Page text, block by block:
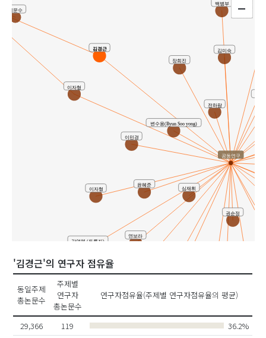
변수용(Byun Soo yong)
이자형
연보라
전하람
백병부
김미숙
김수혜
이자형
장희진
강영혜 (토론자)
윤혜준
심재휘
이민경
권순정
김문수
김경근
공동연구
'김경근'의 연구자 점유율
동일주제
총논문수
주제별
연구자
총논문수
연구자점유율(주제별 연구자점유율의 평균)
29,366 119 36.2%